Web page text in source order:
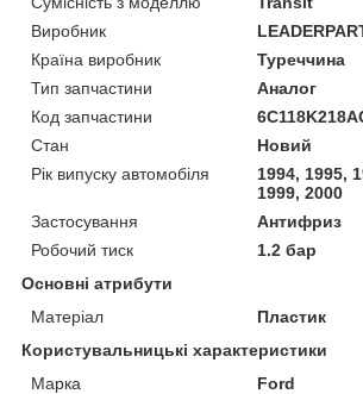
Виробник
Країна виробник
Туреччина
Тип запчастини
Аналог
Код запчастини
Стан
Новий
Рік випуску автомобіля
1994, 1995,
1999, 2000
Застосування
Антифриз
Робочий тиск
1.2 бар
Основні атрибути
Матеріал
Пластик
Користувальницькі характеристики
Марка
Ford